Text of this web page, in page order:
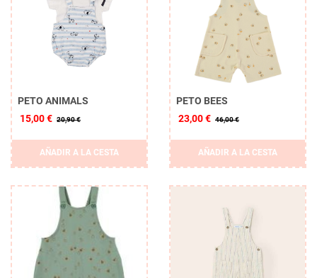
PETO ANIMALS
15,00 € 20,90 €
AÑADIR A LA CESTA
PETO BEES
23,00 € 46,00 €
AÑADIR A LA CESTA